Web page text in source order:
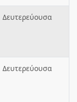
Δευτερεύουσα
Δευτερεύουσα